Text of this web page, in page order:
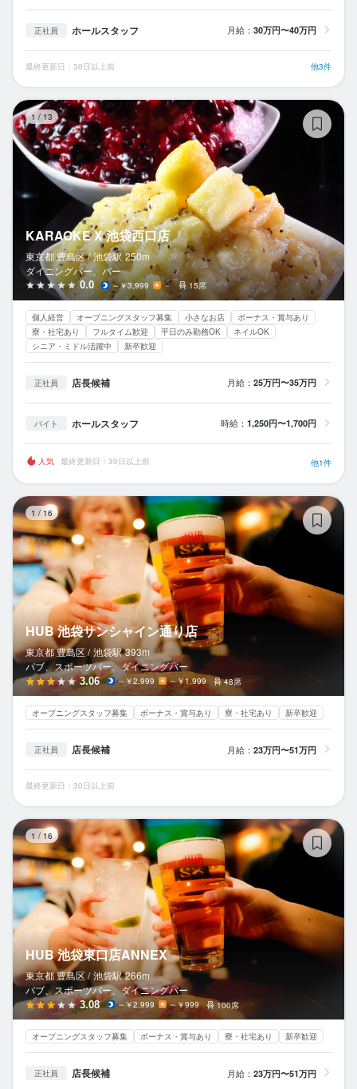
正社員 ホールスタッフ 月給： 30万円〜40万円
最終更新日：30日以上前 他3件
1 / 13
KARAOKE X 池袋西口店
東京都 豊島区 / 池袋駅 250m
ダイニングバー、バー
0.0 ～￥3,999 － 15席
個人経営 オープニングスタッフ募集 小さなお店
ボーナス・賞与あり
寮・社宅あり
フルタイム歓迎 平日のみ勤務OK
ネイルOK
シニア・ミドル活躍中
新卒歓迎
正社員 店長候補 月給： 25万円〜35万円
バイト ホールスタッフ 時給： 1,250円〜1,700円
人気 最終更新日：30日以上前 他1件
1 / 16
HUB 池袋サンシャイン通り店
東京都 豊島区 / 池袋駅 393m
パブ、スポーツバー、ダイニングバー
3.06 ～￥2,999 ～￥1,999 48席
オープニングスタッフ募集 ボーナス・賞与あり 寮・社宅あり 新卒歓迎
正社員 店長候補 月給： 23万円〜51万円
最終更新日：30日以上前
1 / 16
HUB 池袋東口店ANNEX
東京都 豊島区 / 池袋駅 266m
パブ、スポーツバー、ダイニングバー
3.08 ～￥2,999 ～￥999 100席
オープニングスタッフ募集 ボーナス・賞与あり 寮・社宅あり 新卒歓迎
正社員 店長候補 月給： 23万円〜51万円